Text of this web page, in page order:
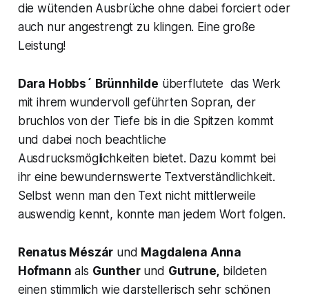
die wütenden Ausbrüche ohne dabei forciert oder
auch nur angestrengt zu klingen. Eine große
Leistung!
Dara Hobbs´ Brünnhilde überflutete das Werk
mit ihrem wundervoll geführten Sopran, der
bruchlos von der Tiefe bis in die Spitzen kommt
und dabei noch beachtliche
Ausdrucksmöglichkeiten bietet. Dazu kommt bei
ihr eine bewundernswerte Textverständlichkeit.
Selbst wenn man den Text nicht mittlerweile
auswendig kennt, konnte man jedem Wort folgen.
Renatus Mészár und Magdalena Anna
Hofmann als Gunther und Gutrune, bildeten
einen stimmlich wie darstellerisch sehr schönen